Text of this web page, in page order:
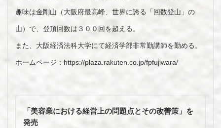
趣味は金剛山（大阪府最高峰、世界に誇る「回数登山」の
山）で、登頂回数は３００回を超える。
また、大阪経済法科大学にて経済学部非常勤講師を勤める。
ホームページ：https://plaza.rakuten.co.jp/fpfujiwara/
投
ナ
「美容業における経営上の問題点とその改善策」を
発売